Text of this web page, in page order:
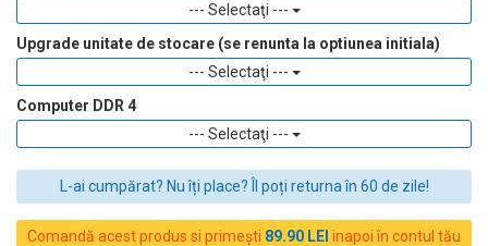
--- Selectaţi ---
Upgrade unitate de stocare (se renunta la optiunea initiala)
--- Selectaţi ---
Computer DDR 4
--- Selectaţi ---
L-ai cumpărat? Nu îți place? Îl poți returna în 60 de zile!
Comandă acest produs si primești 89.90 LEI inapoi în contul tău